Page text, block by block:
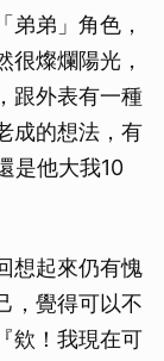
弟弟」角色，
很燦爛陽光，
跟外表有一種
成的想法，有
是他大我10
想起來仍有愧
，覺得可以不
欸！我現在可